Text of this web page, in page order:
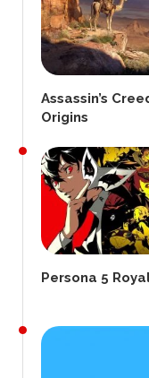
Assassin’s
Origins
Persona 5